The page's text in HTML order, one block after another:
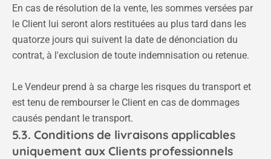
En cas de résolution de la vente, les sommes versées par
le Client lui seront alors restituées au plus tard dans les
quatorze jours qui suivent la date de dénonciation du
contrat, à l'exclusion de toute indemnisation ou retenue.
Le Vendeur prend à sa charge les risques du transport et
est tenu de rembourser le Client en cas de dommages
causés pendant le transport.
5.3. Conditions de livraisons applicables
uniquement aux Clients professionnels